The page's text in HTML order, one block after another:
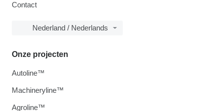
Contact
Nederland / Nederlands
Onze projecten
Autoline™
Machineryline™
Agroline™